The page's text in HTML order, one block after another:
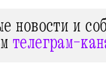
новости и
телеграм-